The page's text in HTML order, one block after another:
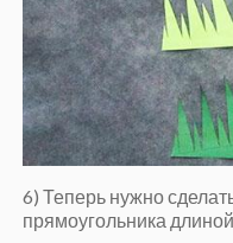
6) Теперь нужно
прямоугольника